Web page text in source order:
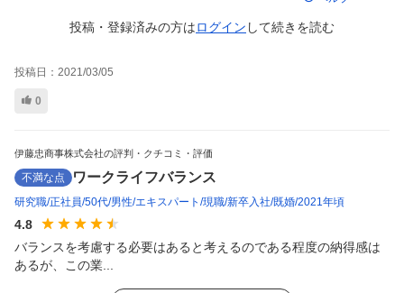
投稿・登録済みの方はログイン して続きを読む
投稿日： 2021/03/05
0
伊藤忠商事株式会社の評判・クチコミ・評価
不満な点 ワークライフバランス
研究職 正社員 50代 男性 エキスパート 現職 新卒入社 既婚 2021年頃
4.8
バランスを考慮する必要はあると考えるのである程度の納得感は
あるが、この業...